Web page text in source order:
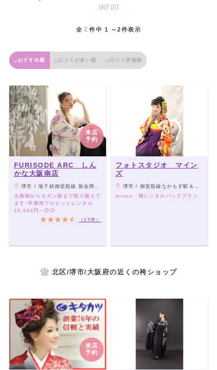
shop list
全 2 件中 1 ～2件表示
おすすめ順 口コミが多い順 口コミ評価順
来店
予約
FURISODE ARC しん
かな大阪南店
堺市 / 地下鉄御堂筋線 新金岡駅 3番出口から徒歩5分
古典柄からモダン柄まで取り揃えて
ます♪卒業袴フルセットレンタル
15,300円～◎◎
（17件）
フォトスタジオ マイン
ズ
堺市 / 御堂筋線なかもず駅＆南海中百舌鳥駅下車 徒歩30秒
mines 袴レンタルパックプラン
北区/堺市/大阪府の近くの袴ショップ
来店
予約